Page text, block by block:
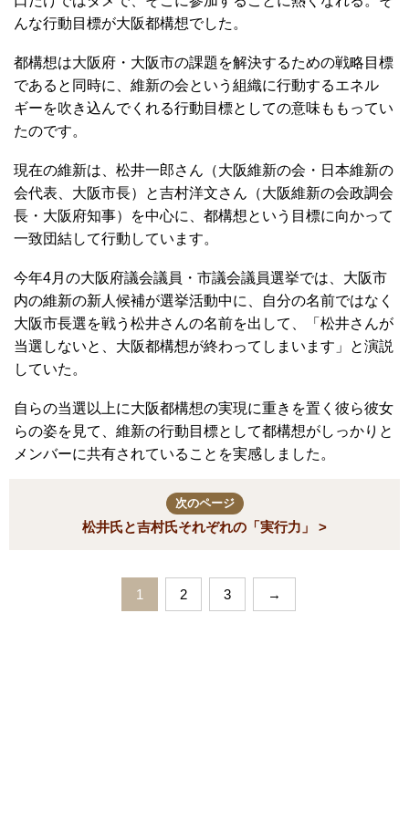
んな行動目標が大阪都構想でした。
都構想は大阪府・大阪市の課題を解決するための戦略目標
であると同時に、維新の会という組織に行動するエネル
ギーを吹き込んでくれる行動目標としての意味ももってい
たのです。
現在の維新は、松井一郎さん（大阪維新の会・日本維新の
会代表、大阪市長）と吉村洋文さん（大阪維新の会政調会
長・大阪府知事）を中心に、都構想という目標に向かって
一致団結して行動しています。
今年4月の大阪府議会議員・市議会議員選挙では、大阪市
内の維新の新人候補が選挙活動中に、自分の名前ではなく
大阪市長選を戦う松井さんの名前を出して、「松井さんが
当選しないと、大阪都構想が終わってしまいます」と演説
していた。
自らの当選以上に大阪都構想の実現に重きを置く彼ら彼女
らの姿を見て、維新の行動目標として都構想がしっかりと
メンバーに共有されていることを実感しました。
次のページ
松井氏と吉村氏それぞれの「実行力」 >
1 2 3 →